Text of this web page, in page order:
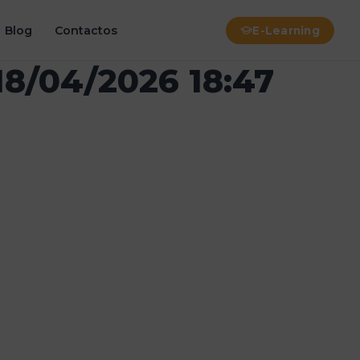
Blog Contactos E-Learning
04/2026 18:47